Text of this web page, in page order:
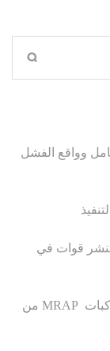
وواقع الفشل
بنشر قوات في
الإمارات العربية المتحدة تعزز الياتها البرية بمركبات MRAP من